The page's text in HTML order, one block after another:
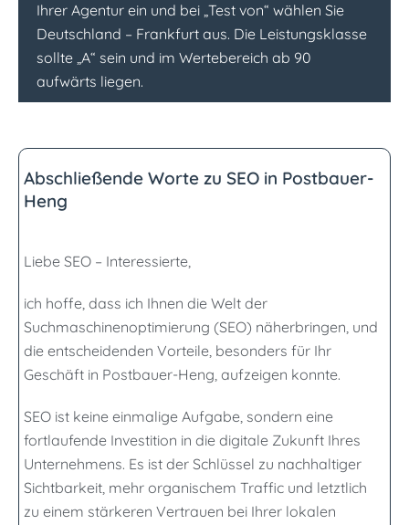
Ihrer Agentur ein und bei „Test von“ wählen Sie
Deutschland – Frankfurt aus. Die Leistungsklasse
sollte „A“ sein und im Wertebereich ab 90
aufwärts liegen.
Abschließende Worte zu SEO in Postbauer-
Heng
Liebe SEO – Interessierte,
ich hoffe, dass ich Ihnen die Welt der
Suchmaschinenoptimierung (SEO) näherbringen, und
die entscheidenden Vorteile, besonders für Ihr
Geschäft in Postbauer-Heng, aufzeigen konnte.
SEO ist keine einmalige Aufgabe, sondern eine
fortlaufende Investition in die digitale Zukunft Ihres
Unternehmens. Es ist der Schlüssel zu nachhaltiger
Sichtbarkeit, mehr organischem Traffic und letztlich
zu einem stärkeren Vertrauen bei Ihrer lokalen